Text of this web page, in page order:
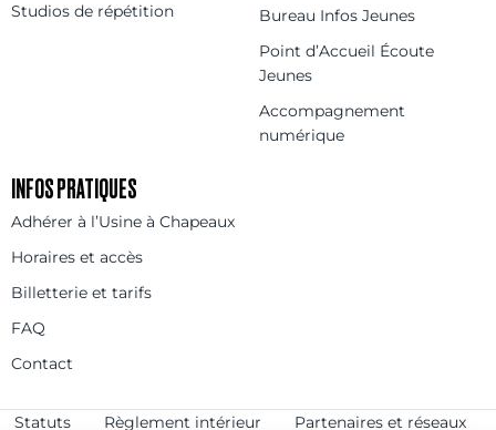
Studios de répétition
Bureau Infos Jeunes
Point d’Accueil Écoute
Jeunes
Accompagnement
numérique
INFOS PRATIQUES
Adhérer à l’Usine à Chapeaux
Horaires et accès
Billetterie et tarifs
FAQ
Contact
Statuts Règlement intérieur Partenaires et réseaux